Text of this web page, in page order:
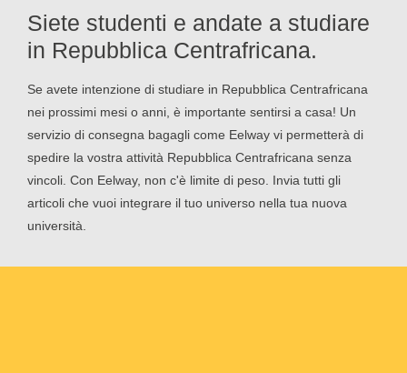
Siete studenti e andate a studiare
in Repubblica Centrafricana.
Se avete intenzione di studiare in Repubblica Centrafricana
nei prossimi mesi o anni, è importante sentirsi a casa! Un
servizio di consegna bagagli come Eelway vi permetterà di
spedire la vostra attività Repubblica Centrafricana senza
vincoli. Con Eelway, non c'è limite di peso. Invia tutti gli
articoli che vuoi integrare il tuo universo nella tua nuova
università.